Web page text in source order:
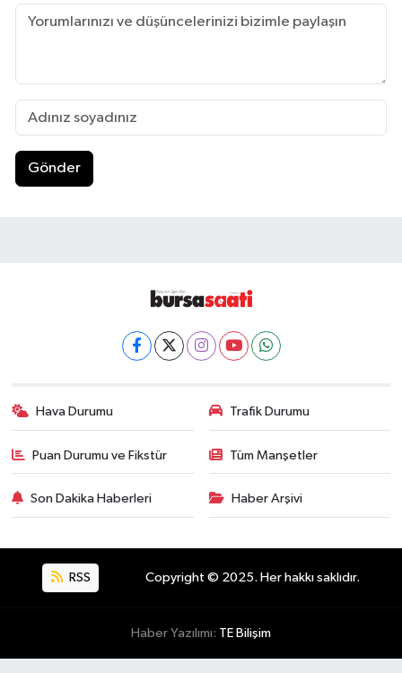
Gönder
Hava Durumu Trafik Durumu
Puan Durumu ve Fikstür Tüm Manşetler
Son Dakika Haberleri Haber Arşivi
RSS Copyright © 2025. Her hakkı saklıdır.
Haber Yazılımı: TE Bilişim